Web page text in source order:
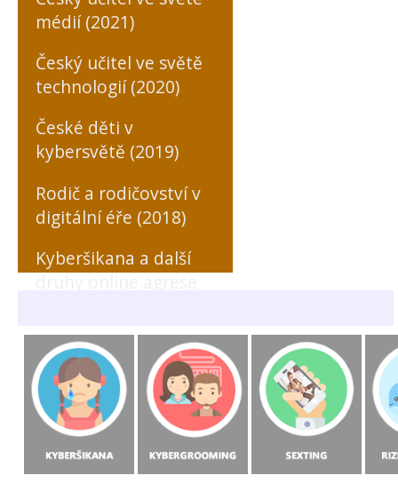
médií (2021)
Český učitel ve světě
technologií (2020)
České děti v
kybersvětě (2019)
Rodič a rodičovství v
digitální éře (2018)
Kyberšikana a další
(MONO, 2018)
Rizikové formy
chování českých a
slovenských dětí v
prostředí internetu
(MONO, 2015)